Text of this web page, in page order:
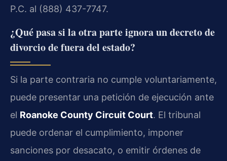
P.C. al (888) 437-7747.
¿Qué pasa si la otra parte ignora un decreto de
divorcio de fuera del estado?
Si la parte contraria no cumple voluntariamente,
puede presentar una petición de ejecución ante
el Roanoke County Circuit Court. El tribunal
puede ordenar el cumplimiento, imponer
sanciones por desacato, o emitir órdenes de